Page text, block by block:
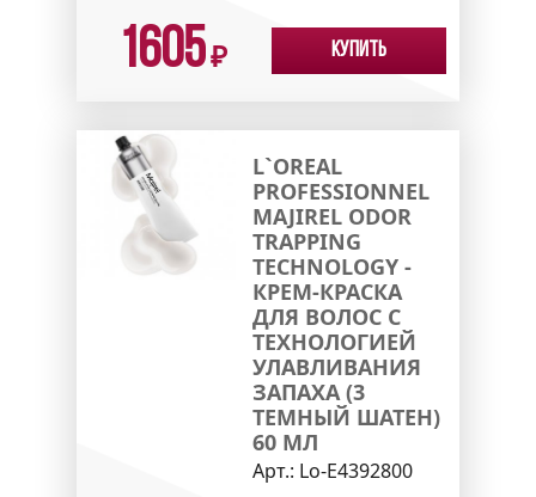
1605₽ Купить
L`OREAL
PROFESSIONNEL
MAJIREL ODOR
TRAPPING
TECHNOLOGY -
КРЕМ-КРАСКА
ДЛЯ ВОЛОС С
ТЕХНОЛОГИЕЙ
УЛАВЛИВАНИЯ
ЗАПАХА (3
ТЕМНЫЙ ШАТЕН)
60 МЛ
Арт.: Lo-E4392800